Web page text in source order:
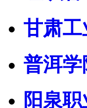
甘肃
普洱学
阳泉